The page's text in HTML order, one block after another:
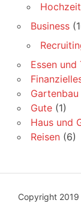
Hochzeit
Business
Essen und
Gartenbau
Gute(1)
Haus und
Reisen(6)
Copyright 2019